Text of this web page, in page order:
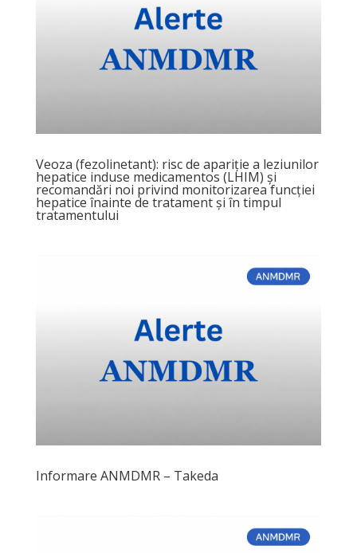
Veoza (fezolinetant): risc de apariție a leziunilor
hepatice induse medicamentos (LHIM) și
recomandări noi privind monitorizarea funcției
hepatice înainte de tratament și în timpul
tratamentului
Informare ANMDMR – Takeda